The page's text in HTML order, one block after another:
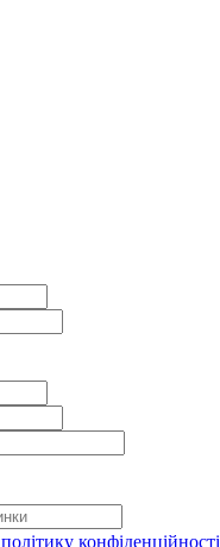
політику конфіденційності